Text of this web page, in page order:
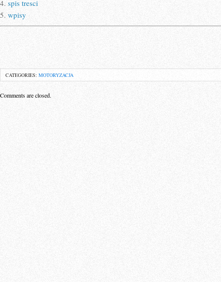
4. spis tresci
5. wpisy
CATEGORIES: MOTORYZACJA
Comments are closed.